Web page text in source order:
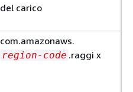
del carico
com.amazonaws.
region-code .raggi x